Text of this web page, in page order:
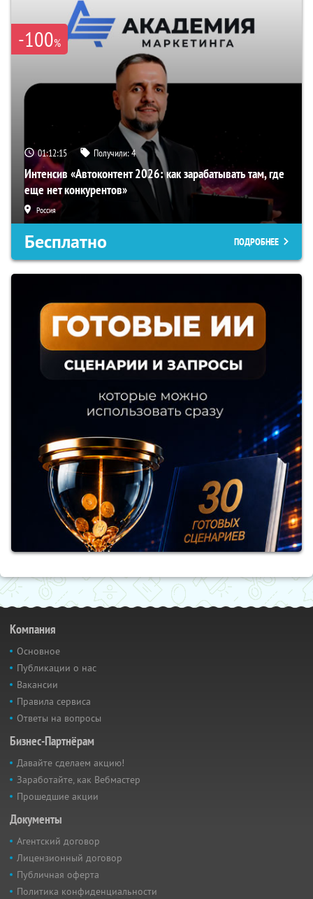
-100%
01:12:14 Получили:4
Интенсив «Автоконтент 2026: как зарабатывать там, где
еще нет конкурентов»
Россия
Бесплатно ПОДРОБНЕЕ
Компания
Основное
Публикации о нас
Вакансии
Правила сервиса
Ответы на вопросы
Бизнес-Партнёрам
Давайте сделаем акцию!
Заработайте, как Вебмастер
Прошедшие акции
Документы
Агентский договор
Лицензионный договор
Публичная оферта
Политика конфиденциальности